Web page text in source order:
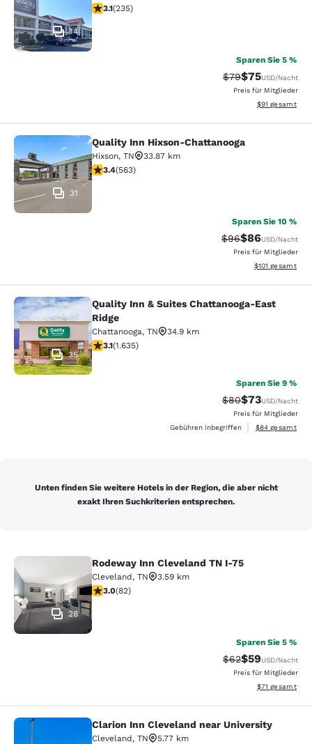
14
3.1-Sterne-Bewertung. Gut. 235 Bewertungen
3.1(235)
Sparen Sie 5 %
$79Vergünstigter
$75USD/Nacht
Preis für Mitglieder
Geschätzte
$91 gesamt
Quality Inn Hixson-Chattanooga
31
Quality Inn Hixson-Chattanooga
Hixson, TN
33.87 km
3.37-Sterne-Bewertung. Gut. 563 Bewertungen
3.4(563)
Sparen Sie 10 %
Durchgestrichener
$96Vergünstigter
$86USD/Nacht
Preis für Mitglieder
Geschätzte
$101 gesamt
Quality Inn & Suites Chattanooga-
35
Quality Inn & Suites Chattanooga-East
Ridge
Chattanooga, TN
34.9 km
3.06-Sterne-Bewertung. Mittelmäßig. 1635
3.1(1.635)
Sparen Sie 9 %
$80Vergünstigter
$73USD/Nacht
Preis für Mitglieder
Gebühren inbegriffen
Geschätzte
$84 gesamt
Unten finden Sie weitere Hotels in der Region, die aber nicht
exakt Ihren Suchkriterien entsprechen.
Rodeway Inn Cleveland TN I-75
28
Rodeway Inn Cleveland TN I-75
Cleveland, TN
3.59 km
3-Sterne-Bewertung. Mittelmäßig. 82 Bewertungen
3.0(82)
Sparen Sie 5 %
$62Vergünstigter
$59USD/Nacht
Preis für Mitglieder
Geschätzte
$71 gesamt
Clarion Inn Cleveland near
Clarion Inn Cleveland near University
Cleveland, TN
5.77 km